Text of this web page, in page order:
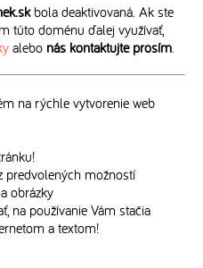
bola deaktivovaná. Ak ste
túto doménu ďalej využívať,
alebo nás kontaktujte prosím.
na rýchle vytvorenie web
predvolených možností
obrázky
na používanie Vám stačia
a textom!